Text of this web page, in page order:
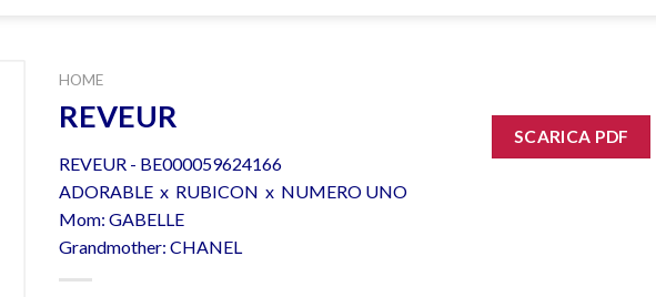
HOME
REVEUR
REVEUR - BE000059624166
ADORABLE x RUBICON x NUMERO UNO
Mom: GABELLE
Grandmother: CHANEL
SCARICA PDF